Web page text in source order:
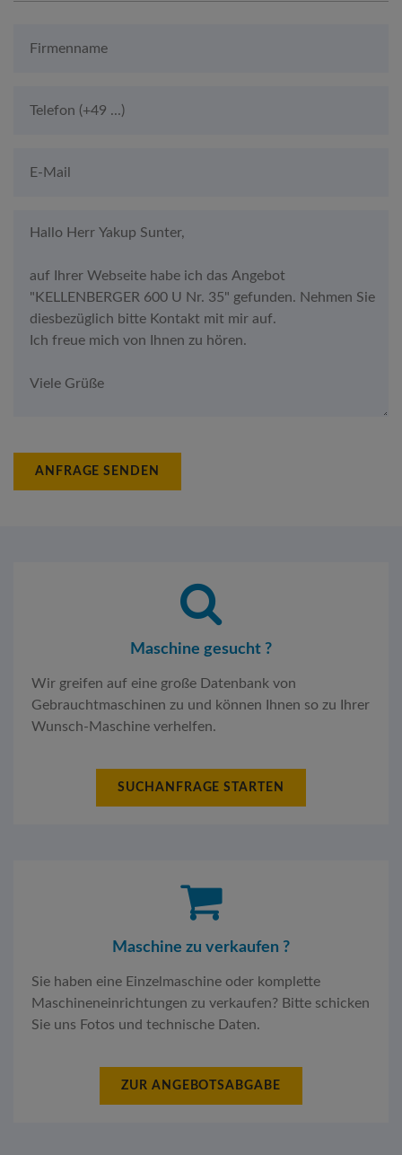
ANFRAGE SENDEN
Maschine gesucht ?
Wir greifen auf eine große Datenbank von
Gebrauchtmaschinen zu und können Ihnen so zu Ihrer
Wunsch-Maschine verhelfen.
SUCHANFRAGE STARTEN
Maschine zu verkaufen ?
Sie haben eine Einzelmaschine oder komplette
Maschineneinrichtungen zu verkaufen? Bitte schicken
Sie uns Fotos und technische Daten.
ZUR ANGEBOTSABGABE